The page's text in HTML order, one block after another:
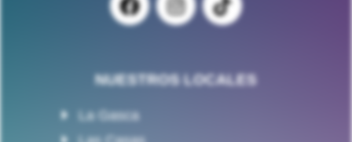
NUESTROS LOCALES
La Gasca